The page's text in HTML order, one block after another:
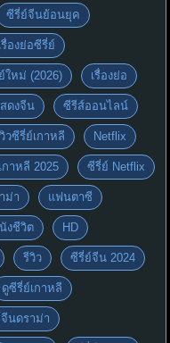
ซีรี่ย์จีนย้อนยุค
รื่องย่อซีรี่ย์
ใหม่ (2026) เรื่องย่อ
ดงจีน ซีรีส์ออนไลน์
วซีรี่ย์เกาหลี Netflix
กาหลี 2025 ซีรี่ย์ Netflix
ม่า แฟนตาซี
งชีวิต HD
รีวิว ซีรี่ย์จีน 2024
ดูซีรี่ย์เกาหลี
นดราม่า